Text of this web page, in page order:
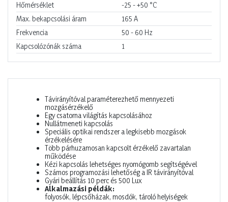
Hőmérséklet
-25 - +50 °C
Max. bekapcsolási áram
165 A
Frekvencia
50 - 60 Hz
Kapcsolózónák száma
1
Távirányítóval paraméterezhető mennyezeti
mozgásérzékelő
Egy csatorna világítás kapcsolásához
Nullátmeneti kapcsolás
Speciális optikai rendszer a legkisebb mozgások
érzékelésére
Több párhuzamosan kapcsolt érzékelő zavartalan
működése
Kézi kapcsolás lehetséges nyomógomb segítségével
Számos programozási lehetőség a IR távirányítóval
Gyári beállítás 10 perc és 500 Lux
Alkalmazási példák:
folyosók, lépcsőházak, mosdók, tároló helyiségek